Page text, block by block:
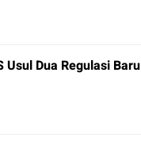
Dua Regulasi Baru